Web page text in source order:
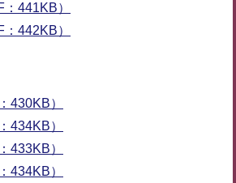
441KB）
442KB）
430KB）
434KB）
433KB）
434KB）